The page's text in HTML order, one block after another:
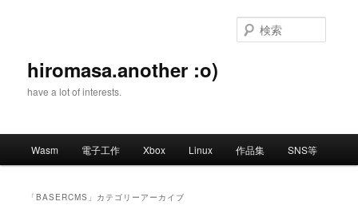
hiromasa.another :o)
have a lot of interests.
Wasm 電子工作 Xbox Linux 作品集 SNS等
「BASERCMS 」カテゴリーアーカイブ